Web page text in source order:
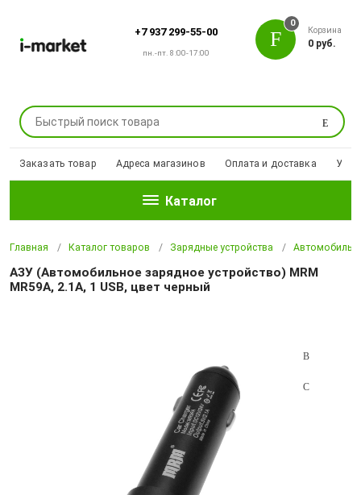
+7 937 299-55-00
пн.-пт. 8:00-17:00
Поиск
0
Корзина
0 руб.
Заказать товар Адреса магазинов Оплата и доставка
Каталог
Главная Каталог товаров Зарядные устройства
АЗУ (Автомобильное зарядное устройство) MRM
MR59A, 2.1A, 1 USB, цвет черный